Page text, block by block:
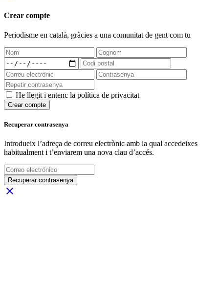
Crear compte
Periodisme en català, gràcies a una comunitat de gent com tu
He llegit i entenc la política de privacitat
Crear compte
Recuperar contrasenya
Introdueix l’adreça de correu electrònic amb la qual accedeixes
habitualment i t’enviarem una nova clau d’accés.
Recuperar contrasenya
close